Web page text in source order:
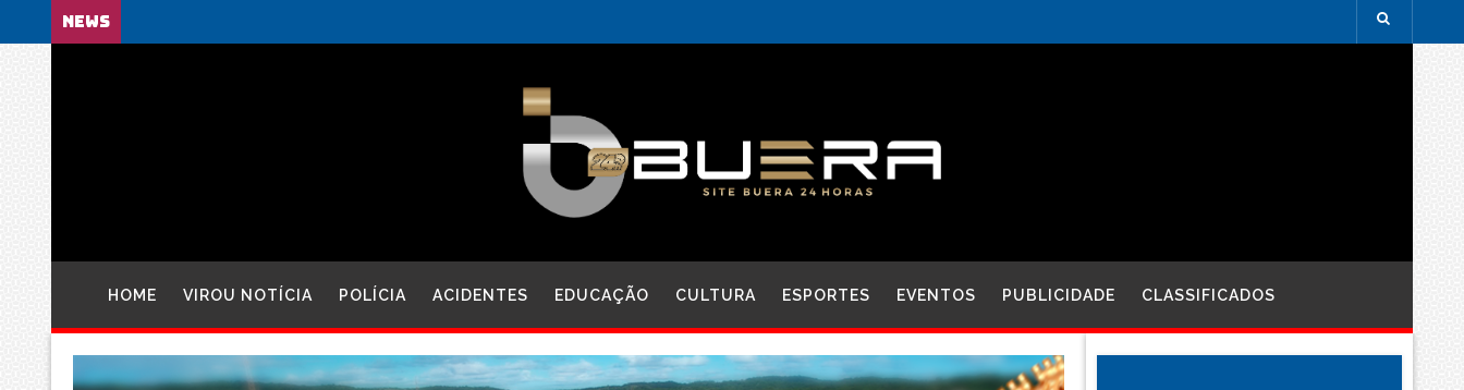
NEWS
HOME VIROU NOTÍCIA POLÍCIA ACIDENTES EDUCAÇÃO CULTURA ESPORTES EVENTOS PUBLICIDADE CLASSIFICADOS